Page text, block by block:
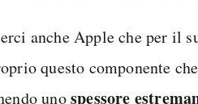
anche Apple che per il
questo componente
unospessore